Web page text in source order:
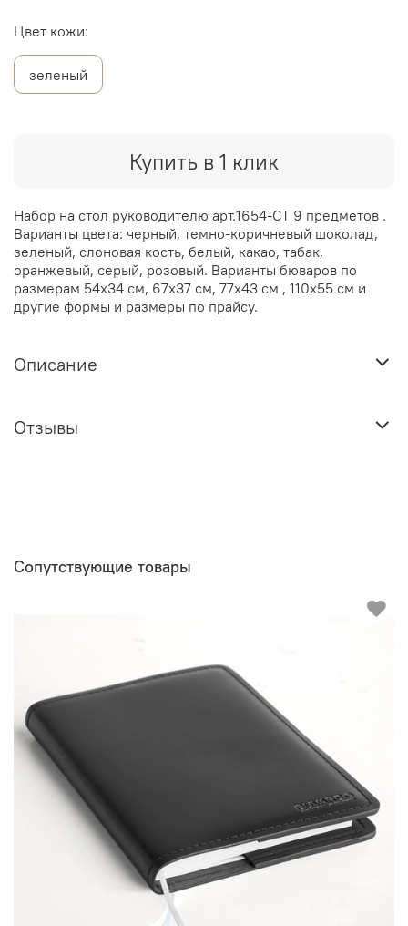
Купить в 1 клик
Цвет кожи:
зеленый
Набор на стол руководителю арт.1654-СТ 9 предметов .
Варианты цвета: черный, темно-коричневый шоколад,
зеленый, слоновая кость, белый, какао, табак,
оранжевый, серый, розовый. Варианты бюваров по
размерам 54х34 см, 67х37 см, 77х43 см , 110х55 см и
другие формы и размеры по прайсу.
Описание
Отзывы
Сопутствующие товары